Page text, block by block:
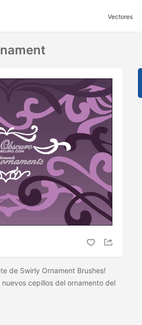
Vectores
de Swirly Ornament Brushes!
cepillos del ornamento del